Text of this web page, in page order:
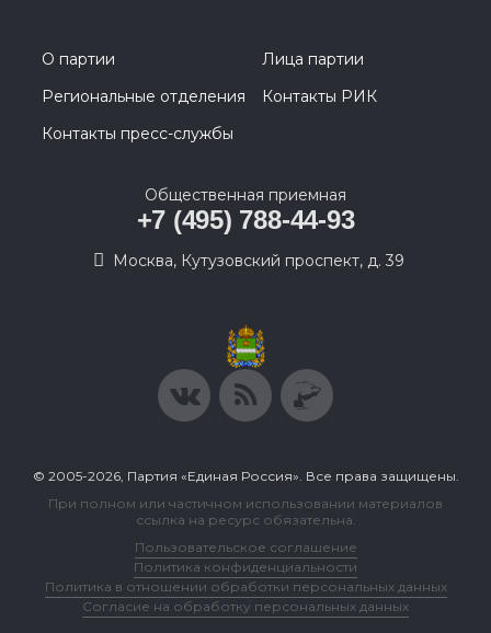
О партии
Лица партии
Региональные отделения
Контакты РИК
Контакты пресс-службы
Общественная приемная
+7 (495) 788-44-93
Москва, Кутузовский проспект, д. 39
© 2005-2026, Партия «Единая Россия». Все права защищены.
При полном или частичном использовании материалов
ссылка на ресурс обязательна.
Пользовательское соглашение
Политика конфиденциальности
Политика в отношении обработки персональных данных
Согласие на обработку персональных данных